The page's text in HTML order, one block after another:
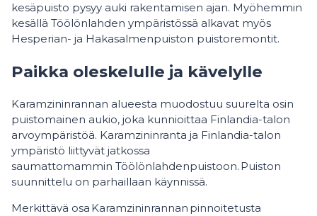
kesäpuisto pysyy auki rakentamisen ajan. Myöhemmin
kesällä Töölönlahden ympäristössä alkavat myös
Hesperian- ja Hakasalmenpuiston puistoremontit.
Paikka oleskelulle ja kävelylle
Karamzininrannan alueesta muodostuu suurelta osin
puistomainen aukio, joka kunnioittaa Finlandia-talon
arvoympäristöä. Karamzininranta ja Finlandia-talon
ympäristö liittyvät jatkossa
saumattomammin Töölönlahdenpuistoon. Puiston
suunnittelu on parhaillaan käynnissä.
Merkittävä osa Karamzininrannan pinnoitetusta